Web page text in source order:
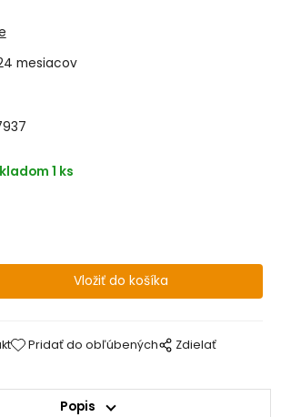
mesiacov
1 ks
Pridať do obľúbených Zdielať
Popis